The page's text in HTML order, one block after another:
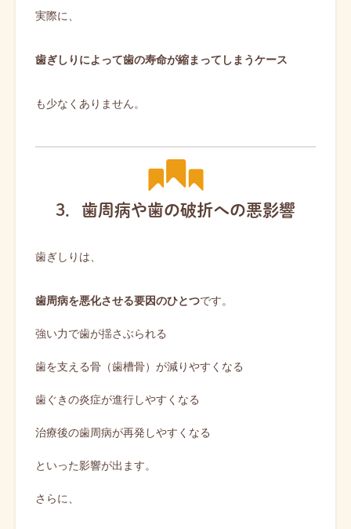
実際に、
歯ぎしりによって歯の寿命が縮まってしまうケース
も少なくありません。
3．歯周病や歯の破折への悪影響
歯ぎしりは、
歯周病を悪化させる要因のひとつです。
強い力で歯が揺さぶられる
歯を支える骨（歯槽骨）が減りやすくなる
歯ぐきの炎症が進行しやすくなる
治療後の歯周病が再発しやすくなる
といった影響が出ます。
さらに、